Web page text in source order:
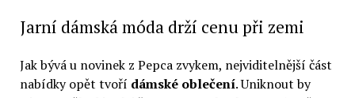
Jarní dámská móda drží cenu při zemi
Jak bývá u novinek z Pepca zvykem, nejviditelnější část
nabídky opět tvoří dámské oblečení. Uniknout by